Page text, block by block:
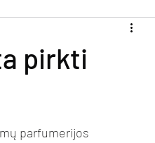
pirkti
parfumerijos